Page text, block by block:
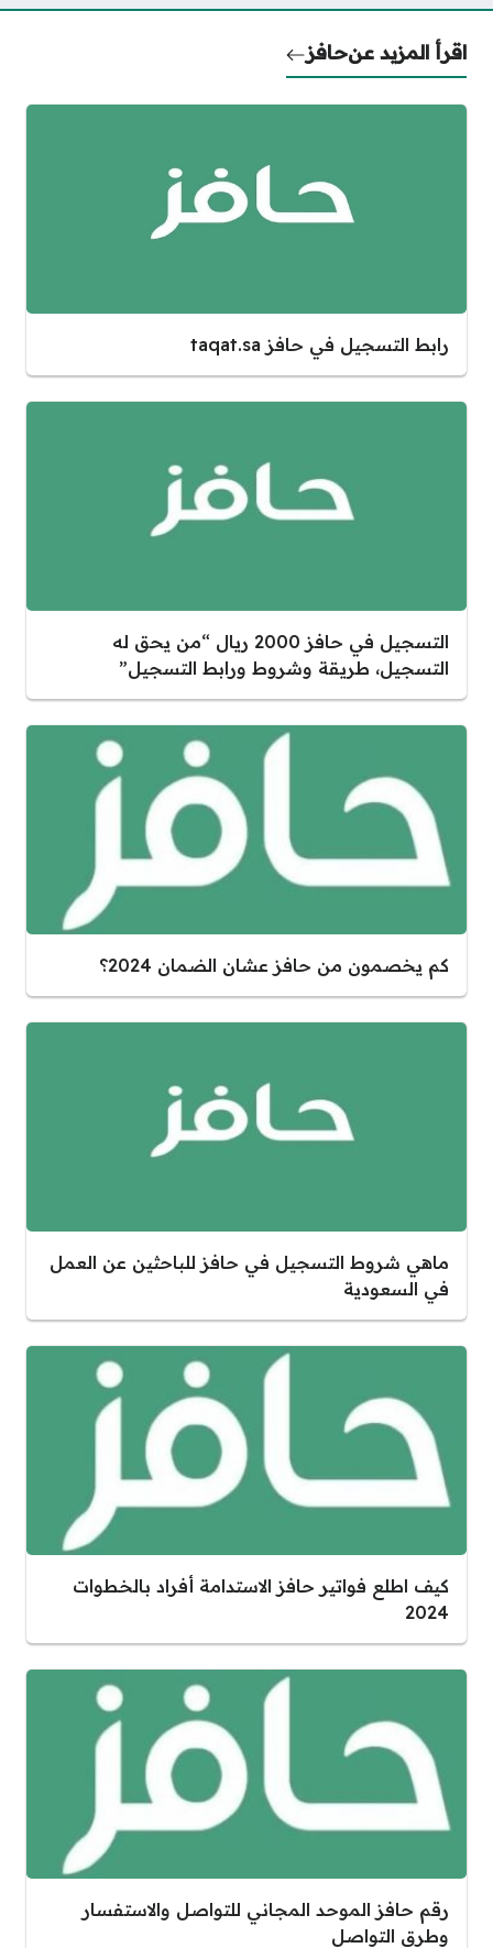
اقرأ المزيد عنحافز
رابط التسجيل في حافز taqat.sa
التسجيل في حافز 2000 ريال “من يحق له
التسجيل، طريقة وشروط ورابط التسجيل”
كم يخصمون من حافز عشان الضمان 2024؟
ماهي شروط التسجيل في حافز للباحثين عن العمل
في السعودية
كيف اطلع فواتير حافز الاستدامة أفراد بالخطوات
2024
رقم حافز الموحد المجاني للتواصل والاستفسار
وطرق التواصل